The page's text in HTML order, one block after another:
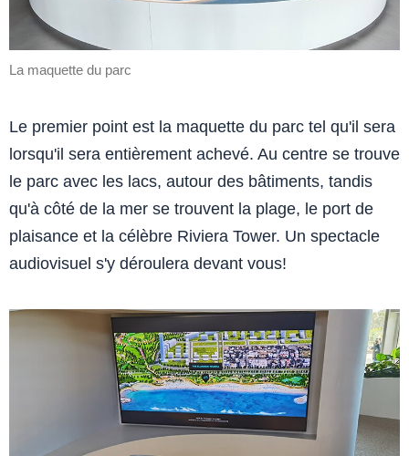
La maquette du parc
Le premier point est la maquette du parc tel qu'il sera
lorsqu'il sera entièrement achevé. Au centre se trouve
le parc avec les lacs, autour des bâtiments, tandis
qu'à côté de la mer se trouvent la plage, le port de
plaisance et la célèbre Riviera Tower. Un spectacle
audiovisuel s'y déroulera devant vous!